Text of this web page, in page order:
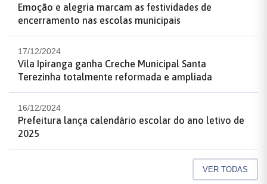
Emoção e alegria marcam as festividades de
encerramento nas escolas municipais
17/12/2024
Vila Ipiranga ganha Creche Municipal Santa
Terezinha totalmente reformada e ampliada
16/12/2024
Prefeitura lança calendário escolar do ano letivo de
2025
VER TODAS